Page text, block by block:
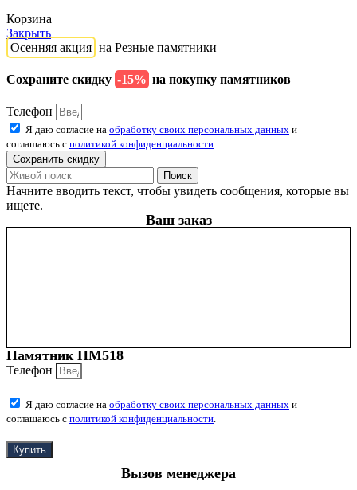
Корзина
Закрыть
Осенняя акция на Резные памятники
Сохраните скидку -15% на покупку памятников
Телефон
Я даю согласие на обработку своих персональных данных и
соглашаюсь с политикой конфиденциальности
Сохранить скидку
Поиск
Начните вводить текст, чтобы увидеть сообщения, которые вы
ищете.
Ваш заказ
Памятник ПМ518
Телефон
Я даю согласие на обработку своих персональных данных и
соглашаюсь с политикой конфиденциальности
Купить
Вызов менеджера